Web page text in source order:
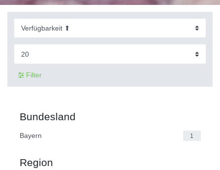
Filter
Bundesland
Bayern 1
Region